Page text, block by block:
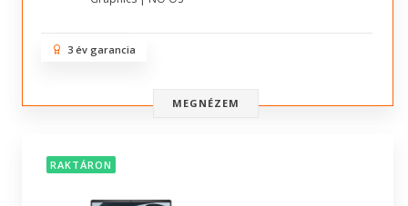
3 év garancia
MEGNÉZEM
RAKTÁRON